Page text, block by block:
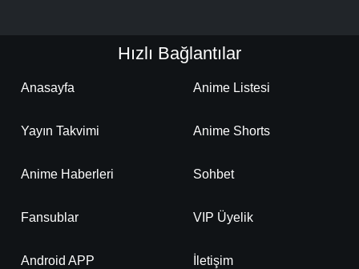
Hızlı Bağlantılar
Anasayfa Anime Listesi
Yayın Takvimi Anime Shorts
Anime Haberleri Sohbet
Fansublar VIP Üyelik
Android APP İletişim